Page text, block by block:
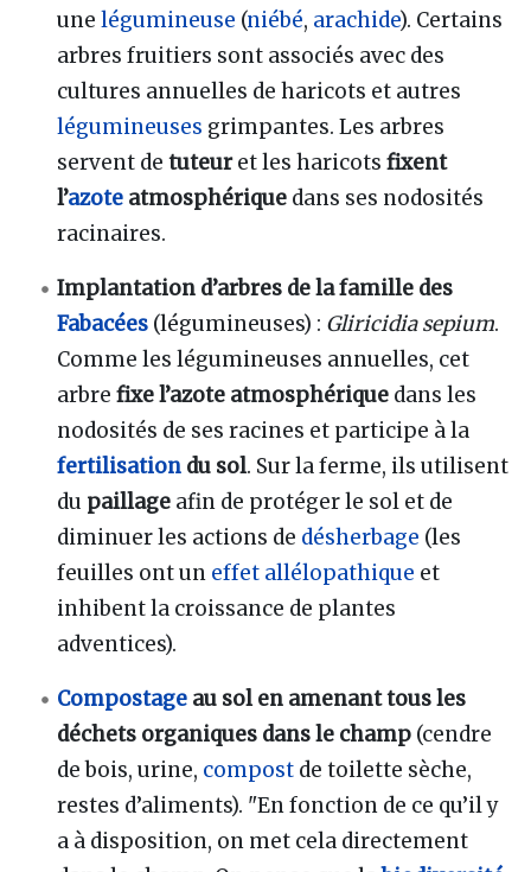
unelégumineuse (niébé, arachide). Certains
arbres fruitiers sont associés avec des
cultures annuelles de haricots et autres
légumineuses grimpantes. Les arbres
servent detuteuret les haricotsfixent
l’azote atmosphérique dans ses nodosités
racinaires.
Implantation d’arbres de la famille des
Fabacées (légumineuses) : Gliricidia sepium.
Comme les légumineuses annuelles, cet
arbre fixe l’azote atmosphérique dans les
nodosités de ses racines et participe à la
fertilisation du sol. Sur la ferme, ils utilisent
du paillage afin de protéger le sol et de
diminuer les actions de désherbage (les
feuilles ont un effet allélopathique et
inhibent la croissance de plantes
adventices).
Compostage au sol en amenant tous les
déchets organiques dans le champ (cendre
de bois, urine, compost de toilette sèche,
restes d’aliments). "En fonction de ce qu’il y
a à disposition, on met cela directement